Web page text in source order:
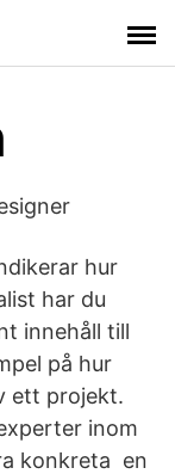
hur
har du
innehåll till
på hur
ett projekt.
inom
konkreta en